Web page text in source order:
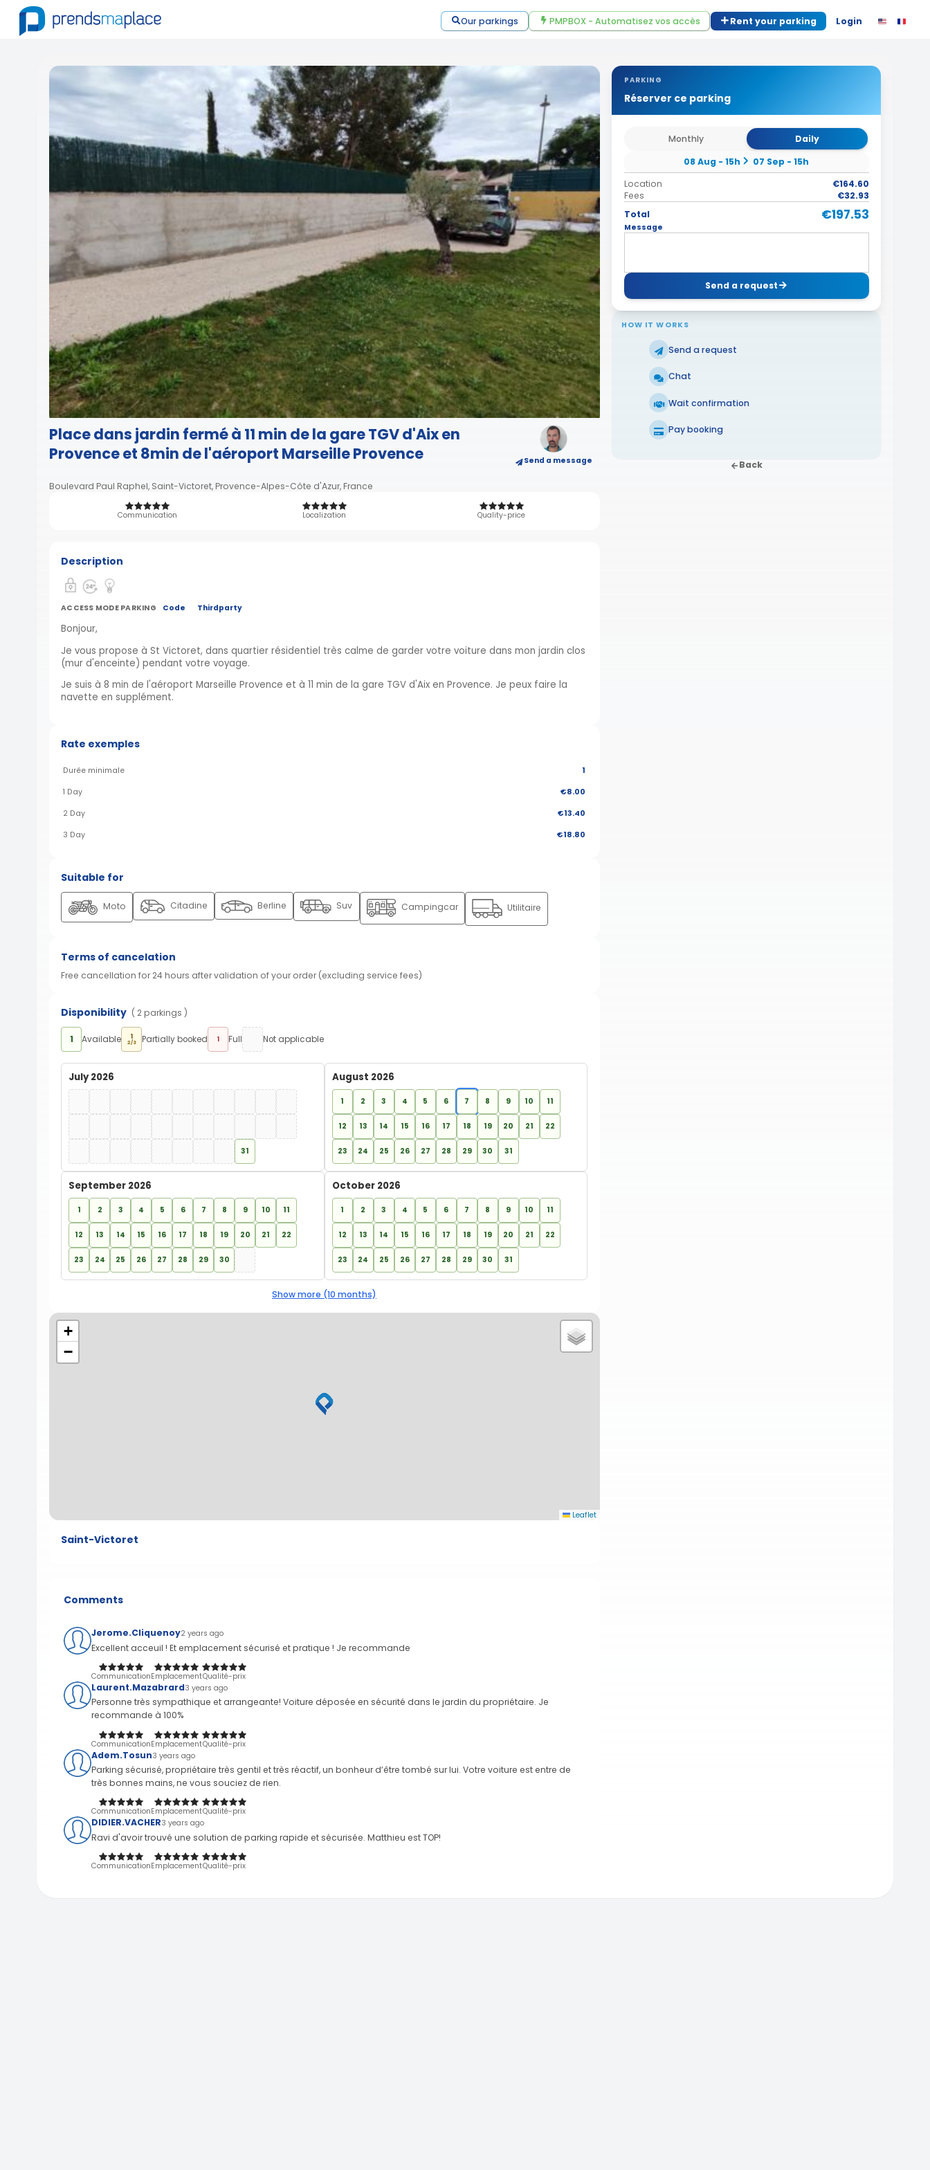
Our parkings PMPBOX - Automatisez vos accès Rent your parking Login
Place dans jardin fermé à 11 min de la gare TGV d'Aix en
Provence et 8min de l'aéroport Marseille Provence
Boulevard Paul Raphel, Saint-Victoret, Provence-Alpes-Côte d'Azur, France
Send a message
Communication Localization Quality-price
PARKING
Réserver ce parking
Monthly
Daily
08 Aug - 15h
07 Sep - 15h
Location
€164.60
Fees
€32.93
Total
€197.53
Message
Send a request
HOW IT WORKS
Send a request
Chat
Wait confirmation
Pay booking
Back
Description
ACCESS MODE PARKING Code Thirdparty
Bonjour,
Je vous propose à St Victoret, dans quartier résidentiel très calme de garder votre voiture dans mon jardin clos
(mur d'enceinte) pendant votre voyage.
Je suis à 8 min de l'aéroport Marseille Provence et à 11 min de la gare TGV d'Aix en Provence. Je peux faire la
navette en supplément.
Rate exemples
Durée minimale 1
1 Day €8.00
2 Day €13.40
3 Day €18.80
Suitable for
Moto Citadine Berline Suv Campingcar Utilitaire
Terms of cancelation
Free cancellation for 24 hours after validation of your order (excluding service fees)
Disponibility ( 2 parkings )
1 Available 1
2/3 Partially booked 1 Full Not applicable
July 2026
31
August 2026
1 2 3 4 5 6 7 8 9 10 11
12 13 14 15 16 17 18 19 20 21 22
23 24 25 26 27 28 29 30 31
September 2026
1 2 3 4 5 6 7 8 9 10 11
12 13 14 15 16 17 18 19 20 21 22
23 24 25 26 27 28 29 30
October 2026
1 2 3 4 5 6 7 8 9 10 11
12 13 14 15 16 17 18 19 20 21 22
23 24 25 26 27 28 29 30 31
Show more (10 months)
+
−
Leaflet
Saint-Victoret
Comments
Jerome.Cliquenoy2 years ago
Excellent acceuil ! Et emplacement sécurisé et pratique ! Je recommande
CommunicationEmplacementQualité-prix
Laurent.Mazabrard3 years ago
Personne très sympathique et arrangeante! Voiture déposée en sécurité dans le jardin du propriétaire. Je
recommande à 100%
CommunicationEmplacementQualité-prix
Adem.Tosun3 years ago
Parking sécurisé, propriétaire très gentil et très réactif, un bonheur d’être tombé sur lui. Votre voiture est entre de
très bonnes mains, ne vous souciez de rien.
CommunicationEmplacementQualité-prix
DIDIER.VACHER3 years ago
Ravi d'avoir trouvé une solution de parking rapide et sécurisée. Matthieu est TOP!
CommunicationEmplacementQualité-prix